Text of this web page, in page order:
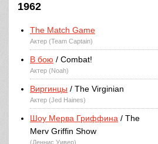
1962
The Match Game
Актер (Team Captain)
В бою / Combat!
Актер (Noah)
Виргинцы / The Virginian
Актер (Jed Haines)
Шоу Мерва Гриффина / The
Merv Griffin Show
(Деннис Уивер)